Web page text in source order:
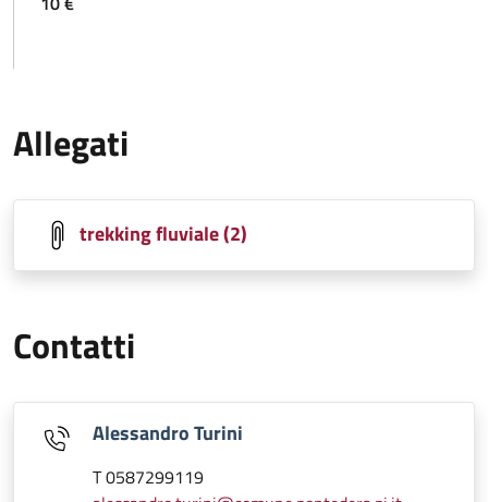
Allegati
trekking fluviale (2)
Contatti
Alessandro Turini
T 0587299119